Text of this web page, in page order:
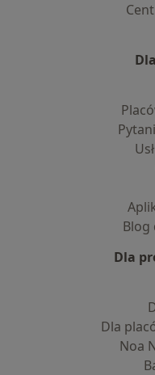
Blog
Dla
Dla
Noa